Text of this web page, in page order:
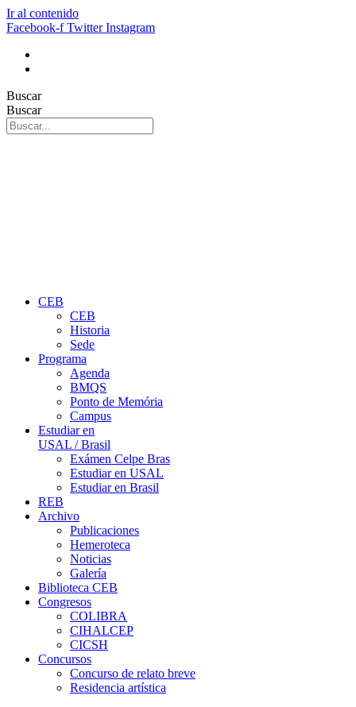
Ir al contenido
Facebook-f Twitter Instagram
Buscar
Buscar
CEB
CEB
Historia
Sede
Programa
Agenda
BMQS
Ponto de Memória
Campus
Estudiar en
USAL / Brasil
Exámen Celpe Bras
Estudiar en USAL
Estudiar en Brasil
REB
Archivo
Publicaciones
Hemeroteca
Noticias
Galería
Biblioteca CEB
Congresos
COLIBRA
CIHALCEP
CICSH
Concursos
Concurso de relato breve
Residencia artística